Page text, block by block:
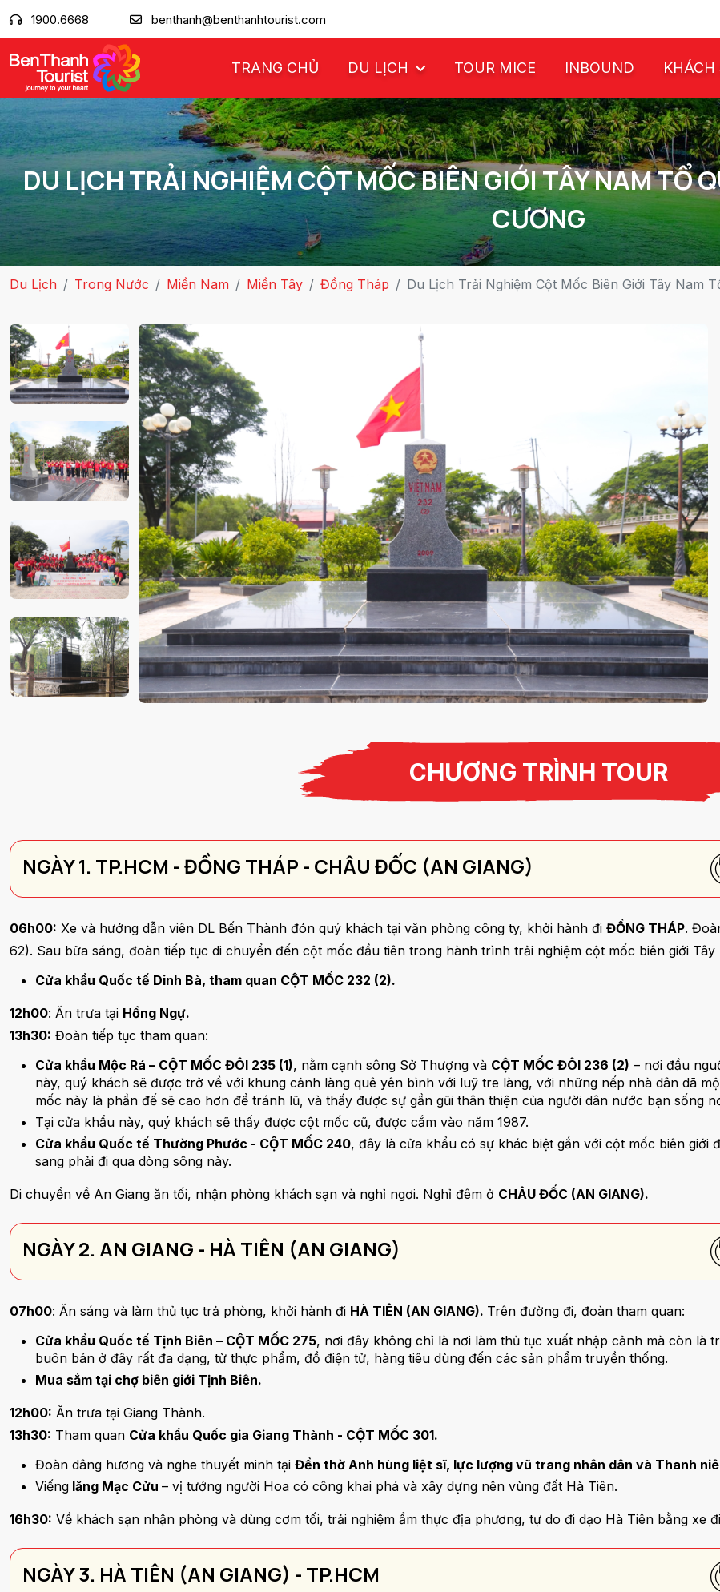
1900.6668 benthanh@benthanhtourist.com
TRANG CHỦ DU LỊCH TOUR MICE INBOUND KHÁCH
DU LỊCH TRẢI NGHIỆM CỘT MỐC BIÊN GIỚI TÂY NAM TỔ
CƯƠNG
Du Lịch Trong Nước Miền Nam Miền Tây Đồng Tháp Du Lịch Trải Nghiệm Cột Mốc Biên Giới Tây Nam
CHƯƠNG TRÌNH TOUR
NGÀY 1. TP.HCM - ĐỒNG THÁP - CHÂU ĐỐC (AN GIANG)
06h00: Xe và hướng dẫn viên DL Bến Thành đón quý khách tại văn phòng công ty, khởi hành đi ĐỒNG THÁP.
62). Sau bữa sáng, đoàn tiếp tục di chuyển đến cột mốc đầu tiên trong hành trình trải nghiệm cột mốc biên giới Tây
Cửa khẩu Quốc tế Dinh Bà, tham quan CỘT MỐC 232 (2).
12h00: Ăn trưa tại Hồng Ngự.
13h30: Đoàn tiếp tục tham quan:
Cửa khẩu Mộc Rá – CỘT MỐC ĐÔI 235 (1), nằm cạnh sông Sở Thượng và CỘT MỐC ĐÔI 236 (2) – nơi đầu
này, quý khách sẽ được trở về với khung cảnh làng quê yên bình với luỹ tre làng, với những nếp nhà dân dã
mốc này là phần đế sẽ cao hơn để tránh lũ, và thấy được sự gần gũi thân thiện của người dân nước bạn sống
Tại cửa khẩu này, quý khách sẽ thấy được cột mốc cũ, được cắm vào năm 1987.
Cửa khẩu Quốc tế Thường Phước - CỘT MỐC 240, đây là cửa khẩu có sự khác biệt gắn với cột mốc biên
sang phải đi qua dòng sông này.
Di chuyển về An Giang ăn tối, nhận phòng khách sạn và nghỉ ngơi. Nghỉ đêm ở CHÂU ĐỐC (AN GIANG).
NGÀY 2. AN GIANG - HÀ TIÊN (AN GIANG)
07h00: Ăn sáng và làm thủ tục trả phòng, khởi hành đi HÀ TIÊN (AN GIANG). Trên đường đi, đoàn tham quan:
Cửa khẩu Quốc tế Tịnh Biên – CỘT MỐC 275, nơi đây không chỉ là nơi làm thủ tục xuất nhập cảnh mà còn là
buôn bán ở đây rất đa dạng, từ thực phẩm, đồ điện tử, hàng tiêu dùng đến các sản phẩm truyền thống.
Mua sắm tại chợ biên giới Tịnh Biên.
12h00: Ăn trưa tại Giang Thành.
13h30: Tham quan Cửa khẩu Quốc gia Giang Thành - CỘT MỐC 301.
Đoàn dâng hương và nghe thuyết minh tại Đền thờ Anh hùng liệt sĩ, lực lượng vũ trang nhân dân và Thanh
Viếng lăng Mạc Cửu – vị tướng người Hoa có công khai phá và xây dựng nên vùng đất Hà Tiên.
16h30: Về khách sạn nhận phòng và dùng cơm tối, trải nghiệm ẩm thực địa phương, tự do đi dạo Hà Tiên bằng xe
NGÀY 3. HÀ TIÊN (AN GIANG) - TP.HCM